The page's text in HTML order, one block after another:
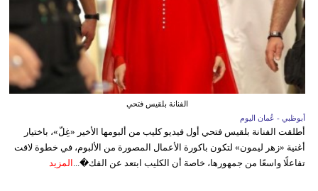
الفنانة بلقيس فتحي
أبوظبي - عُمان اليوم
أطلقت الفنانة بلقيس فتحي أول فيديو كليب من ألبومها الأخير «غِلّ»، باختيار
أغنية «زهر ليمون» لتكون باكورة الأعمال المصورة من الألبوم، في خطوة لاقت
تفاعلًا واسعًا من جمهورها، خاصة أن الكليب ابتعد عن الفك�... المزيد